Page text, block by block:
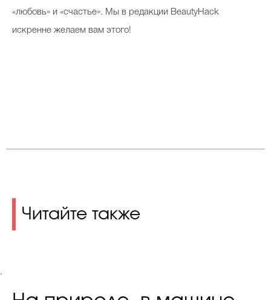
«любовь» и «счастье». Мы в редакции BeautyHack
искренне желаем вам этого!
Читайте также
.